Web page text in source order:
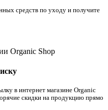
средств по уходу и получите
в интернет магазине Organic
скидки на продукцию прямо